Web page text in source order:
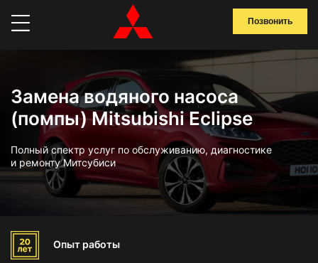
Позвонить
Замена водяного насоса
(помпы) Mitsubishi Eclipse
Полный спектр услуг по обслуживанию, диагностике
и ремонту Митсубиси
Опыт работы